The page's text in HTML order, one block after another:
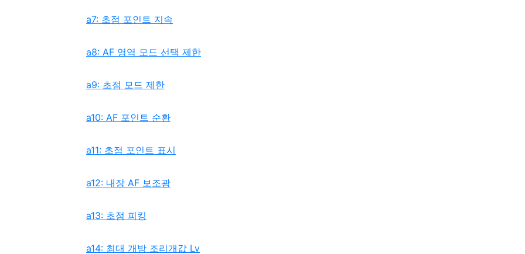
a7: 초점 포인트 지속
a8: AF 영역 모드 선택 제한
a9: 초점 모드 제한
a10: AF 포인트 순환
a11: 초점 포인트 표시
a12: 내장 AF 보조광
a13: 초점 피킹
a14: 최대 개방 조리개값 Lv